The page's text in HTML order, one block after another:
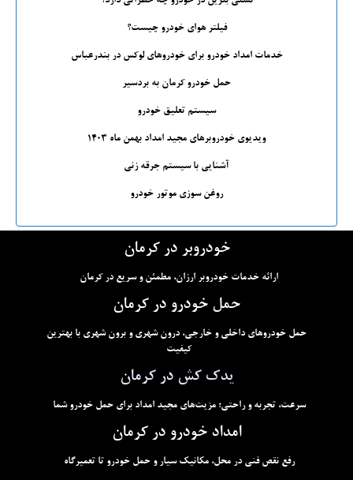
فیلتر هوای خودرو چیست؟
خدمات امداد خودرو برای خودروهای لوکس در بندرعباس
حمل خودرو کرمان به بردسیر
سیستم تعلیق خودرو
ویدیوی خودروبرهای مجید امداد بهمن ماه 1403
آشنایی با سیستم جرقه زنی
روغن سوزی موتور خودرو
خودروبر در کرمان
ارائه خدمات خودروبر ارزان، مطمئن و سریع در کرمان
حمل خودرو در کرمان
حمل خودروهای داخلی و خارجی، درون شهری و برون شهری با بهترین
کیفیت
یدک کش در کرمان
سرعت، تجربه و راحتی؛ مزیت‌های مجید امداد برای حمل خودرو شما
امداد خودرو در کرمان
رفع نقص فنی در محل، مکانیک سیار و حمل خودرو تا تعمیرگاه